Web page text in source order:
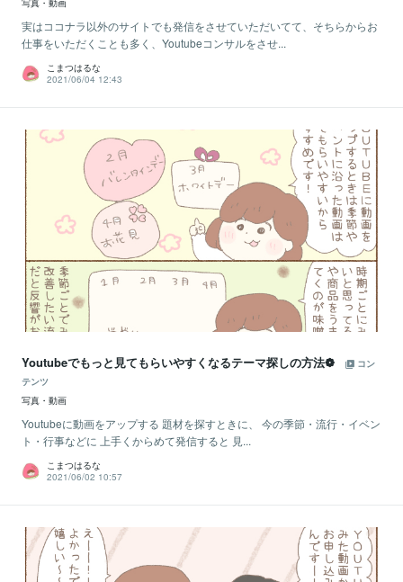
写真・動画
実はココナラ以外のサイトでも発信をさせていただいてて、そちらからお
仕事をいただくことも多く、Youtubeコンサルをさせ...
こまつはるな
2021/06/04 12:43
Youtubeでもっと見てもらいやすくなるテーマ探しの方法❁
コン
テンツ
写真・動画
Youtubeに動画をアップする 題材を探すときに、 今の季節・流行・イベン
ト・行事などに 上手くからめて発信すると 見...
こまつはるな
2021/06/02 10:57